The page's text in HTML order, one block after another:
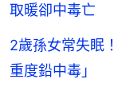
取暖卻中毒亡
2歲孫女常失眠
重度鉛中毒」